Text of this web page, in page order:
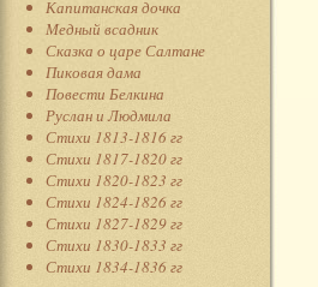
Капитанская дочка
Медный всадник
Сказка о царе Салтане
Пиковая дама
Повести Белкина
Руслан и Людмила
Стихи 1813-1816 гг
Стихи 1817-1820 гг
Стихи 1820-1823 гг
Стихи 1824-1826 гг
Стихи 1827-1829 гг
Стихи 1830-1833 гг
Стихи 1834-1836 гг